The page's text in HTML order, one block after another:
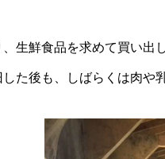
生鮮食品を求めて買い出
た後も、しばらくは肉や